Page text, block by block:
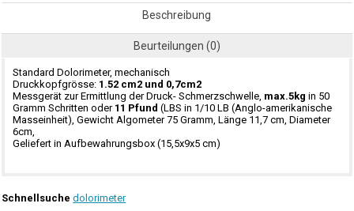
Beschreibung
Beurteilungen (0)
Standard Dolorimeter, mechanisch
Druckkopfgrösse: 1.52 cm2 und 0,7cm2
Messgerät zur Ermittlung der Druck- Schmerzschwelle, max.5kg in 50
Gramm Schritten oder 11 Pfund (LBS in 1/10 LB (Anglo-amerikanische
Masseinheit), Gewicht Algometer 75 Gramm, Länge 11,7 cm, Diameter
6cm,
Geliefert in Aufbewahrungsbox (15,5x9x5 cm)
Schnellsuche dolorimeter